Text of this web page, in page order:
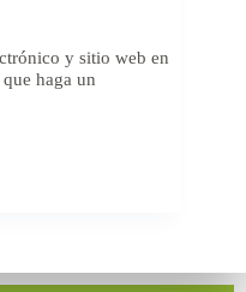
y sitio web en
haga un